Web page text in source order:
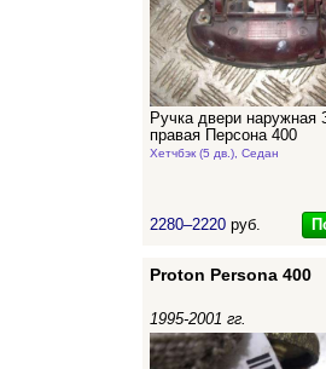
Ручка двери наружная
правая Персона 400
Хетчбэк (5 дв.), Седан
2280–2220 руб.
Proton Persona 400
1995-2001 гг.